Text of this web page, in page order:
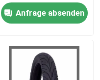
Anfrage absenden